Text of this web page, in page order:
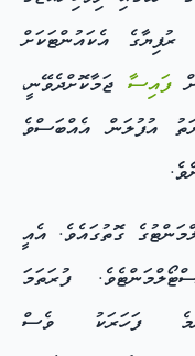
އެކައުންޓަކަށް
ފައިސާ ޖަމާކޮށްދެވޭނީ،
އުފުލަން އެއްބަސްވެ
ގޮތުގައެވެ. އެއީ
އިންސްޓޯލްމަންޓެވެ. ފުރަތަމަ
ފަހަރަކު ވެސް